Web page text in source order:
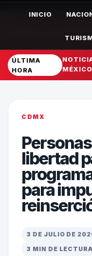
INICIO
ÚLTIMA
HORA
CDMX
libertad
para
3 DE JULIO DE
3 MIN DE LECTURA